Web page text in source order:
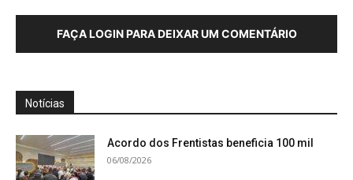
FAÇA LOGIN PARA DEIXAR UM COMENTÁRIO
Notícias
Acordo dos Frentistas beneficia 100 mil
06/08/2026